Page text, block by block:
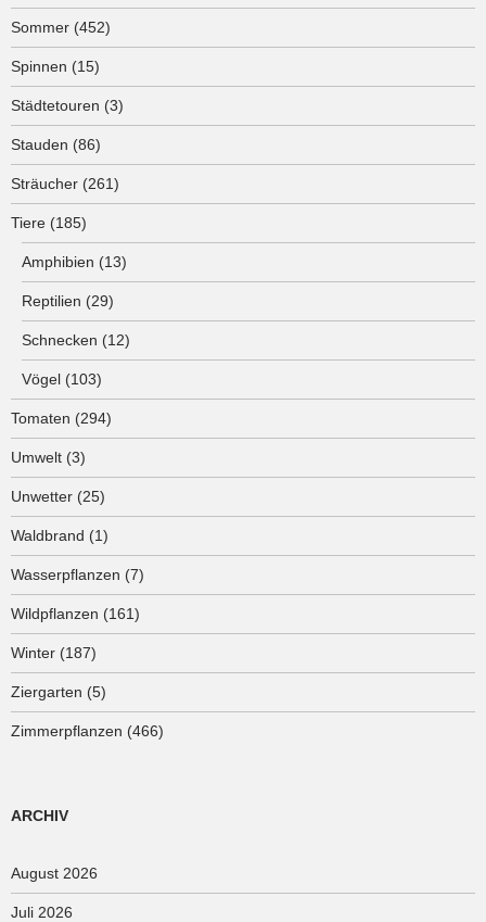
Sommer (452)
Spinnen (15)
Städtetouren (3)
Stauden (86)
Sträucher (261)
Tiere (185)
Amphibien (13)
Reptilien (29)
Schnecken (12)
Vögel (103)
Tomaten (294)
Umwelt (3)
Unwetter (25)
Waldbrand (1)
Wasserpflanzen (7)
Wildpflanzen (161)
Winter (187)
Ziergarten (5)
Zimmerpflanzen (466)
ARCHIV
August 2026
Juli 2026